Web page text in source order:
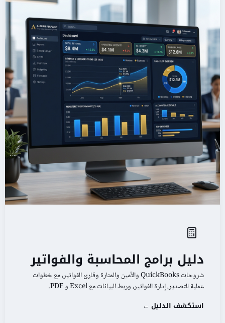
دليل برامج المحاسبة والفواتير
شروحات QuickBooks والأمين والمنارة وقارئ الفواتير، مع خطوات
عملية للتصدير، إدارة الفواتير، وربط البيانات مع Excel و PDF.
استكشف الدليل ←